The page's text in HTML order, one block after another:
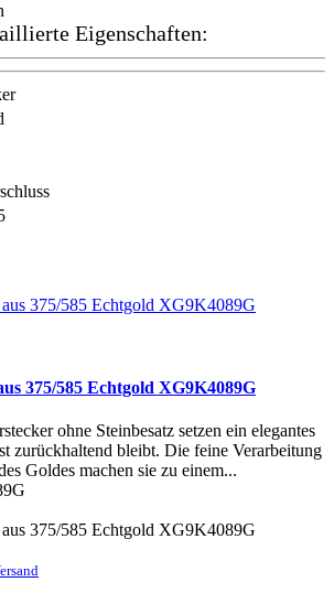
Eigenschaften:
375/585 Echtgold XG9K4089G
ohne Steinbesatz setzen ein elegantes
zurückhaltend bleibt. Die feine Verarbeitung
Goldes machen sie zu einem...